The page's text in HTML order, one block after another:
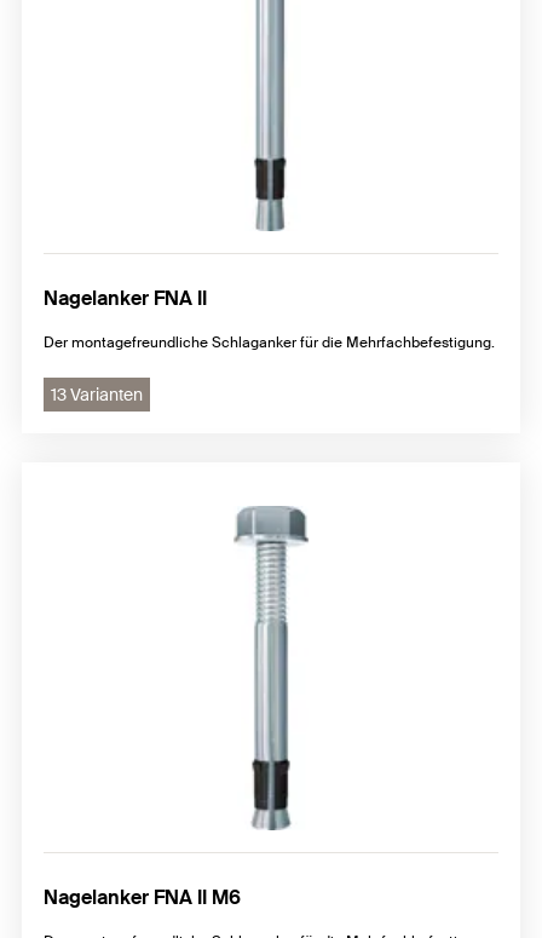
Nagelanker FNA II
Der montagefreundliche Schlaganker für die Mehrfachbefestigung.
13 Varianten
Nagelanker FNA II M6